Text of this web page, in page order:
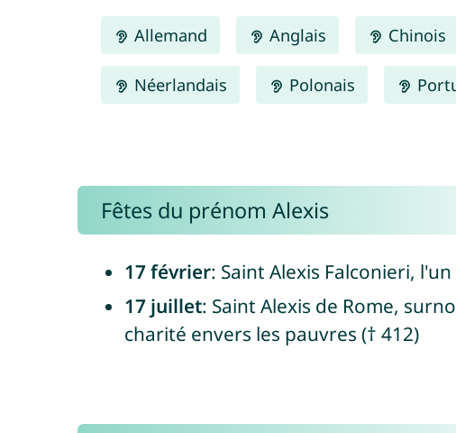
Allemand Anglais Chinois
Néerlandais Polonais
Fêtes du prénom Alexis
17 février: Saint Alexis Falconieri,
17 juillet: Saint Alexis de Rome,
charité envers les pauvres († 412)